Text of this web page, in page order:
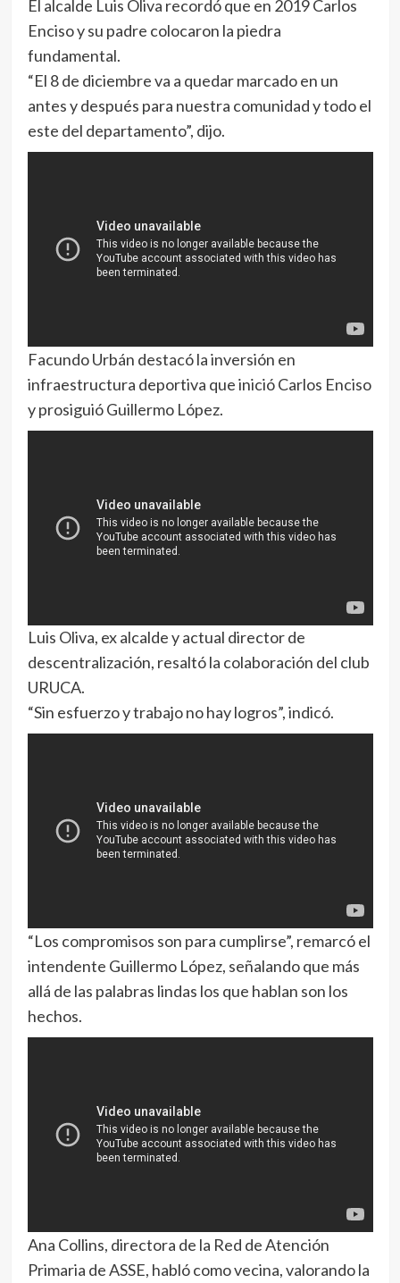
El alcalde Luis Oliva recordó que en 2019 Carlos
Enciso y su padre colocaron la piedra
fundamental.
“El 8 de diciembre va a quedar marcado en un
antes y después para nuestra comunidad y todo el
este del departamento”, dijo.
Facundo Urbán destacó la inversión en
infraestructura deportiva que inició Carlos Enciso
y prosiguió Guillermo López.
Luis Oliva, ex alcalde y actual director de
descentralización, resaltó la colaboración del club
URUCA.
“Sin esfuerzo y trabajo no hay logros”, indicó.
“Los compromisos son para cumplirse”, remarcó el
intendente Guillermo López, señalando que más
allá de las palabras lindas los que hablan son los
hechos.
Ana Collins, directora de la Red de Atención
Primaria de ASSE, habló como vecina, valorando la